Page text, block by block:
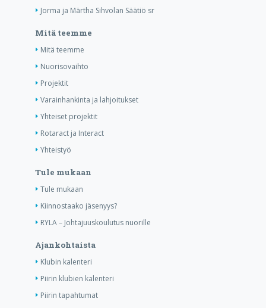
Jorma ja Märtha Sihvolan Säätiö sr
Mitä teemme
Mitä teemme
Nuorisovaihto
Projektit
Varainhankinta ja lahjoitukset
Yhteiset projektit
Rotaract ja Interact
Yhteistyö
Tule mukaan
Tule mukaan
Kiinnostaako jäsenyys?
RYLA – Johtajuuskoulutus nuorille
Ajankohtaista
Klubin kalenteri
Piirin klubien kalenteri
Piirin tapahtumat